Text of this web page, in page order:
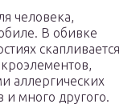
человека,
В обивке
скапливается
аллергических
и много другого.